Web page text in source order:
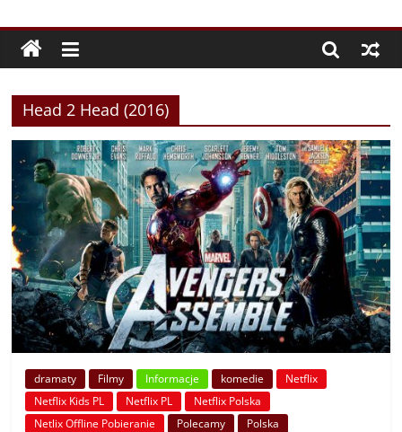
Head 2 Head (2016)
dramaty Filmy Informacje komedie
Netflix
Netflix Kids PL
Netflix PL
Netflix Polska
Netlix Offline Pobieranie
Polecamy
Polska